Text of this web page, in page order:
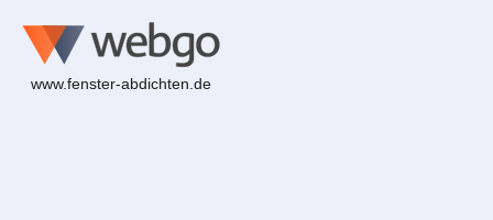
www.fenster-abdichten.de